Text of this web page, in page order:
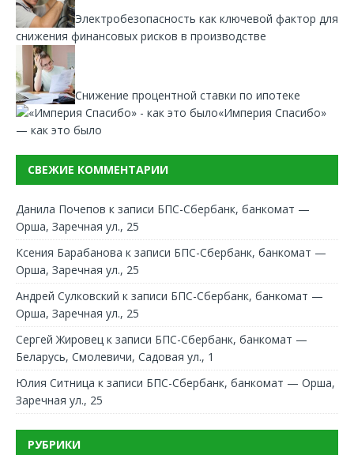
Электробезопасность как ключевой фактор для
снижения финансовых рисков в производстве
Снижение процентной ставки по ипотеке
«Империя Спасибо»
— как это было
СВЕЖИЕ КОММЕНТАРИИ
Данила Почепов к записи БПС-Сбербанк, банкомат —
Орша, Заречная ул., 25
Ксения Барабанова к записи БПС-Сбербанк, банкомат —
Орша, Заречная ул., 25
Андрей Сулковский к записи БПС-Сбербанк, банкомат —
Орша, Заречная ул., 25
Сергей Жировец к записи БПС-Сбербанк, банкомат —
Беларусь, Смолевичи, Садовая ул., 1
Юлия Ситница к записи БПС-Сбербанк, банкомат — Орша,
Заречная ул., 25
РУБРИКИ